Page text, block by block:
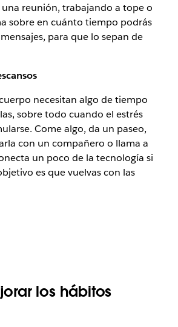
una reunión, trabajando a tope o
sobre en cuánto tiempo podrás
para que lo sepan de
necesitan algo de tiempo
sobre todo cuando el estrés
Come algo, da un paseo,
con un compañero o llama a
un poco de la tecnología si
es que vuelvas con las
los hábitos